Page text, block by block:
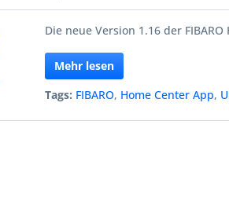
Die neue Version 1.16 der
Mehr lesen
Tags: FIBARO, Home Center App,